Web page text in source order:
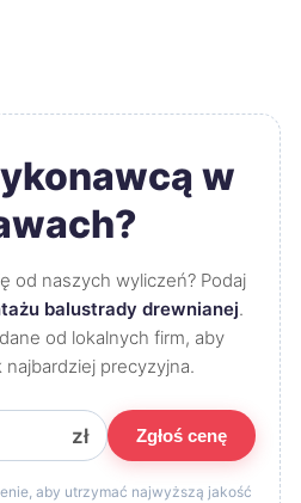
w
od naszych wyliczeń? Podaj
balustrady drewnianej.
od lokalnych firm, aby
najbardziej precyzyjna.
zł Zgłoś cenę
aby utrzymać najwyższą jakość